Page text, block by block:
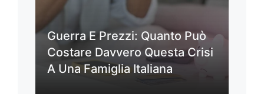
Guerra E Prezzi: Quanto Può
Costare Davvero Questa Crisi
A Una Famiglia Italiana